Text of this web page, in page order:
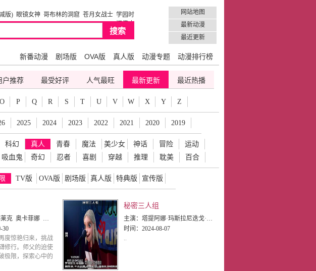
版) 眼镜女神 哥布林的洞窟 苍月女战士 学园时
网站地图
最新动漫
最近更新
新番动漫 剧场版 OVA版 真人版 动漫专题 动漫排行榜
最近热播
最新更新
人气最旺
最受好评
户推荐
O P Q R S T U V W X Y Z
2025 2024 2023 2022 2021 2020 2019
科幻 真人 青春 魔法 美少女 神话 冒险
运动
吸血鬼 奇幻 忍者 喜剧 穿越 推理 耽美 百合
TV版 OVA版 剧场版 真人版 特典版 宣传版
达斯汀·霍夫曼 布莱恩·克兰斯顿 吴汉章 伊恩·麦柯肖恩 关继威
30
度惊艳归来，挑战
修行。师父的迫使
极限，探索心中的
秘密三人组
主演： 塔提阿娜·玛斯拉尼迭戈·卢纳阿隆·阿布布尔
时间： 2024-08-07
..